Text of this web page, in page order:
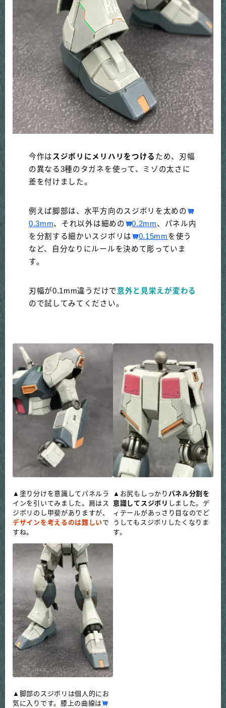
今作は スジボリにメリハリをつける ため、刃幅
の異なる3種のタガネを使って、ミゾの太さに
差を付けました。
例えば脚部は、水平方向のスジボリを太めの
0.3mm、それ以外は細めの 0.2mm、パネル内
を分割する細かいスジボリは
0.15mmを使う
など、自分なりにルールを決めて彫っていま
す。
刃幅が0.1mm違うだけで意外と見栄えが変わる
ので試してみてください。
▲塗り分けを意識してパネルラ
インを引いてみました。肩はス
ジボリのし甲斐がありますが、
デザインを考えるのは難しいで
すね。
▲お尻もしっかり パネル分割を
意識してスジボリ しました。 デ
ィテールがあっさり目なのでど
うしてもスジボリしたくなりま
す。
▲脚部のスジボリは個人的にお
気に入りです。膝上の曲線は